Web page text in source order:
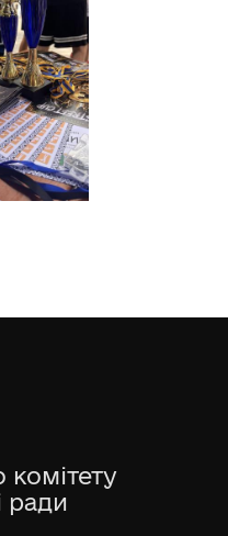
ради